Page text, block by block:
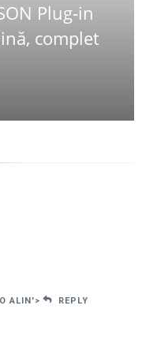
Plug-in
complet
ALIN'> REPLY